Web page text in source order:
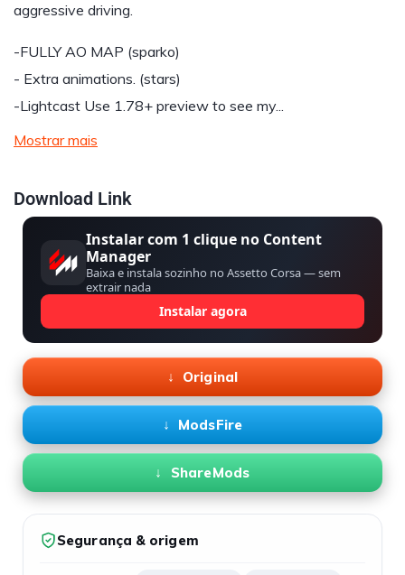
aggressive driving.
-FULLY AO MAP (sparko)
- Extra animations. (stars)
-Lightcast Use 1.78+ preview to see my...
Mostrar mais
Download Link
Instalar com 1 clique no Content
Manager
Baixa e instala sozinho no Assetto Corsa — sem
extrair nada
Instalar agora
Original
ModsFire
ShareMods
Segurança & origem